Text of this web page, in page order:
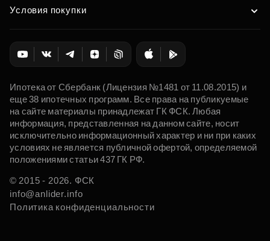
Условия покупки
Ипотека от Сбербанк (Лицензия №1481 от 11.08.2015) и
еще 38 ипотечных программ. Все права на публикуемые
на сайте материалы принадлежат ГК ФСК. Любая
информация, представленная на данном сайте, носит
исключительно информационный характер и ни при каких
условиях не является публичной офертой, определяемой
положениями статьи 437 ГК РФ.
© 2015 - 2026. ФСК
info@anlider.info
Политика конфиденциальности